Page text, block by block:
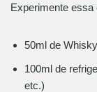
Experimente essa
50ml de
100ml de
etc.)